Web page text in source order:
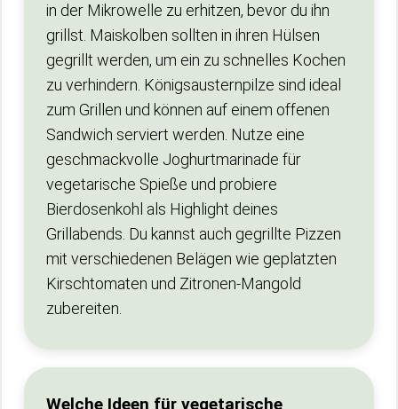
in der Mikrowelle zu erhitzen, bevor du ihn
grillst. Maiskolben sollten in ihren Hülsen
gegrillt werden, um ein zu schnelles Kochen
zu verhindern. Königsausternpilze sind ideal
zum Grillen und können auf einem offenen
Sandwich serviert werden. Nutze eine
geschmackvolle Joghurtmarinade für
vegetarische Spieße und probiere
Bierdosenkohl als Highlight deines
Grillabends. Du kannst auch gegrillte Pizzen
mit verschiedenen Belägen wie geplatzten
Kirschtomaten und Zitronen-Mangold
zubereiten.
Welche Ideen für vegetarische